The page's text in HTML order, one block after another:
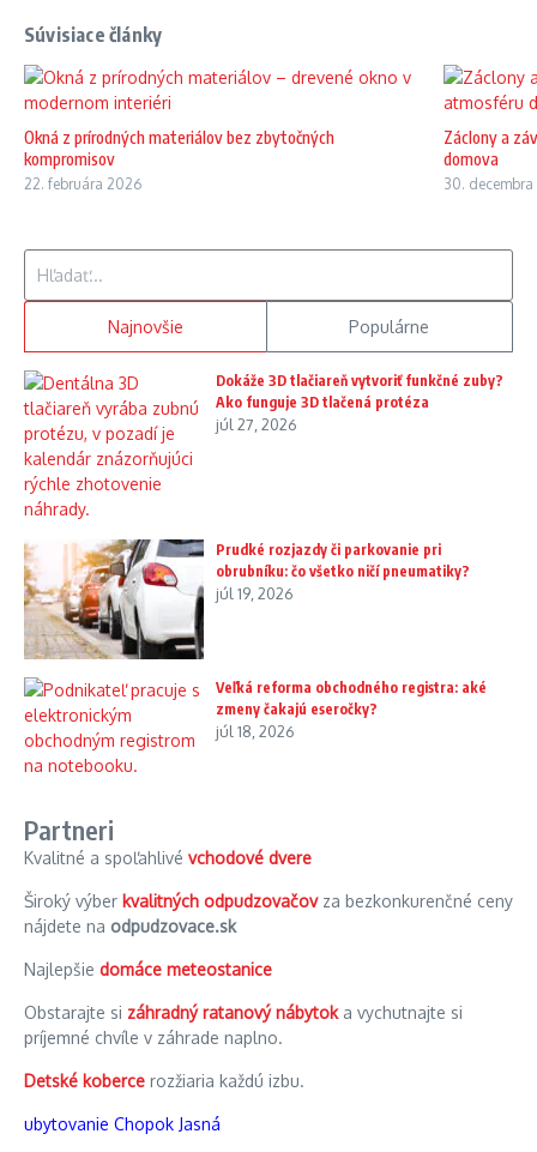
Súvisiace články
Okná z prírodných materiálov bez zbytočných
kompromisov
22. februára 2026
Záclony a
domova
30.
Najnovšie Populárne
Dokáže 3D tlačiareň vytvoriť funkčné zuby?
Ako funguje 3D tlačená protéza
júl 27, 2026
Prudké rozjazdy či parkovanie pri
obrubníku: čo všetko ničí pneumatiky?
júl 19, 2026
Veľká reforma obchodného registra: aké
zmeny čakajú eseročky?
júl 18, 2026
Partneri
Kvalitné a spoľahlivé vchodové dvere
Široký výber kvalitných odpudzovačovza bezkonkurenčné ceny
nájdete na odpudzovace.sk
Najlepšie domáce meteostanice
Obstarajte si záhradný ratanový nábytoka vychutnajte si
príjemné chvíle v záhrade naplno.
Detské koberce rozžiaria každú izbu.
ubytovanie Chopok Jasná